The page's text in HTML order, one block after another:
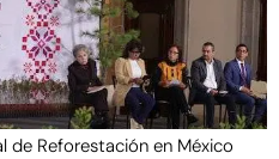
de Reforestación en México